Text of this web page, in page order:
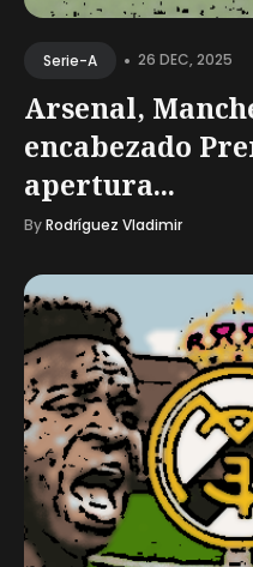
Serie-A • 26 DEC, 2025
Arsenal,
encabezado
apertura...
ByRodríguez Vladimir